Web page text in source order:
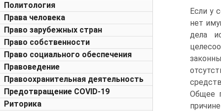
Политология
Права человека
Право зарубежных стран
Право собственности
Право социального обеспечения
Правоведение
Правоохранительная деятельность
Предотвращение COVID-19
Риторика
Если у
нет
дела
Общее